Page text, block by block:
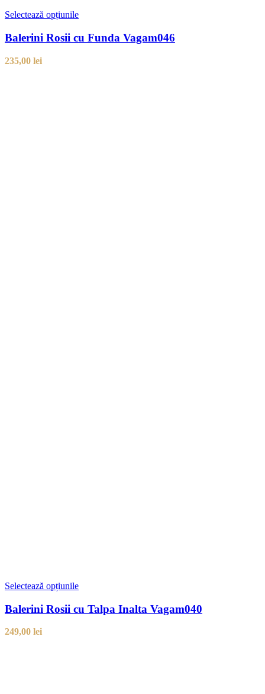
Selectează opțiunile
Balerini Rosii cu Funda Vagam046
235,00 lei
Selectează opțiunile
Balerini Rosii cu Talpa Inalta Vagam040
249,00 lei